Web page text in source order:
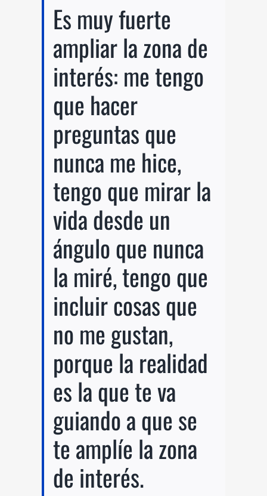
Es muy fuerte
ampliar la zona de
interés: me tengo
que hacer
preguntas que
nunca me hice,
tengo que mirar la
vida desde un
ángulo que nunca
la miré, tengo que
incluir cosas que
no me gustan,
porque la realidad
es la que te va
guiando a que se
te amplíe la zona
de interés.